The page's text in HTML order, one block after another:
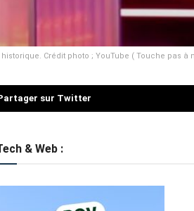
Crédit photo ; YouTube ( Touche pas à
sur Twitter
& Web :